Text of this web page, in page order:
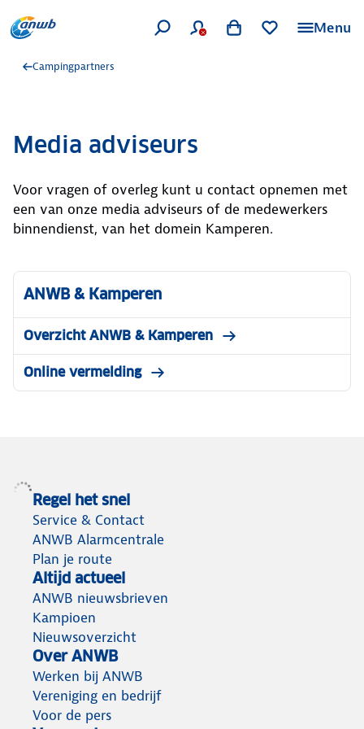
Menu
Campingpartners
Media adviseurs
Voor vragen of overleg kunt u contact opnemen met
een van onze media adviseurs of de medewerkers
binnendienst, van het domein Kamperen.
ANWB & Kamperen
Overzicht ANWB & Kamperen
Online vermelding
Regel het snel
Service & Contact
ANWB Alarmcentrale
Plan je route
Altijd actueel
ANWB nieuwsbrieven
Kampioen
Nieuwsoverzicht
Over ANWB
Werken bij ANWB
Vereniging en bedrijf
Voor de pers